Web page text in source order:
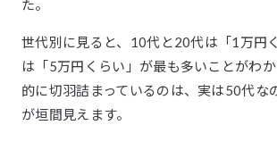
た。
世代別に見ると、10代と20代は「1万円
は「5万円くらい」が最も多いことがわ
的に切羽詰まっているのは、実は50代な
が垣間見えます。